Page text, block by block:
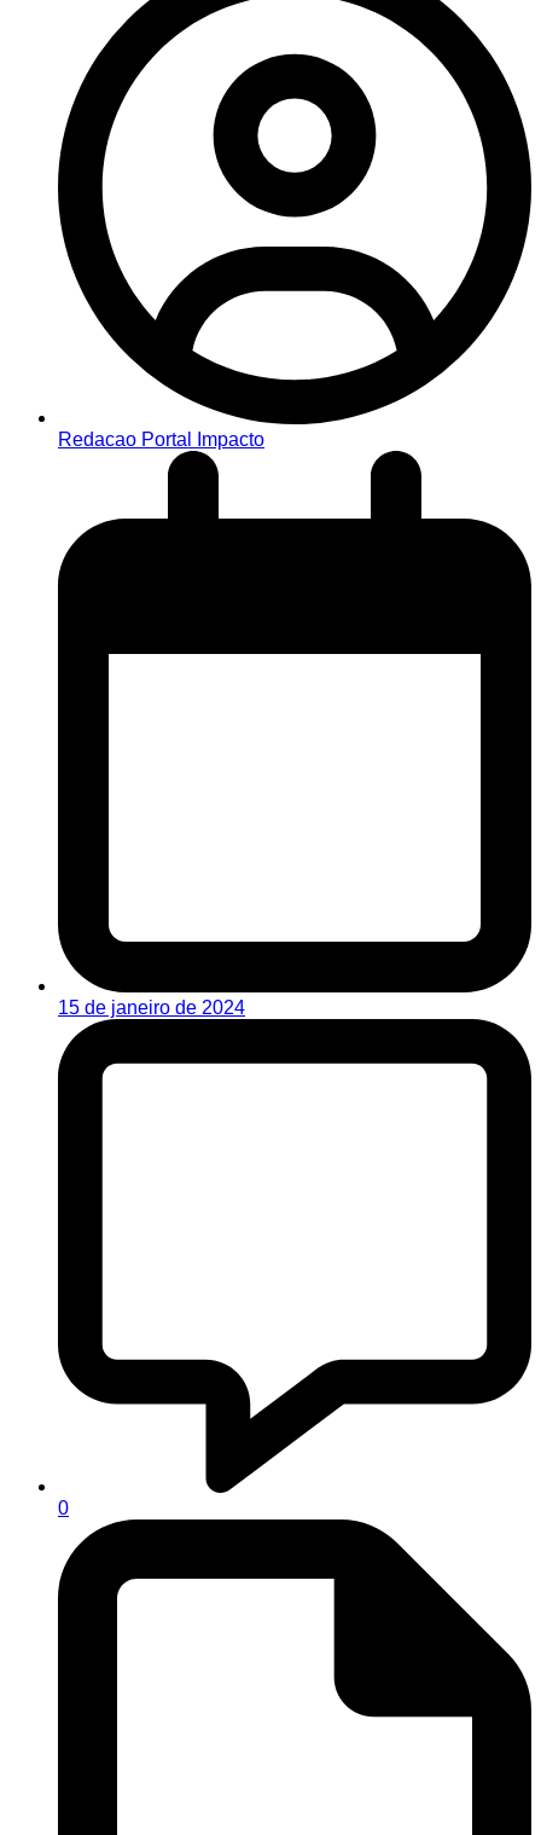
Redacao Portal Impacto
15 de janeiro de 2024
0